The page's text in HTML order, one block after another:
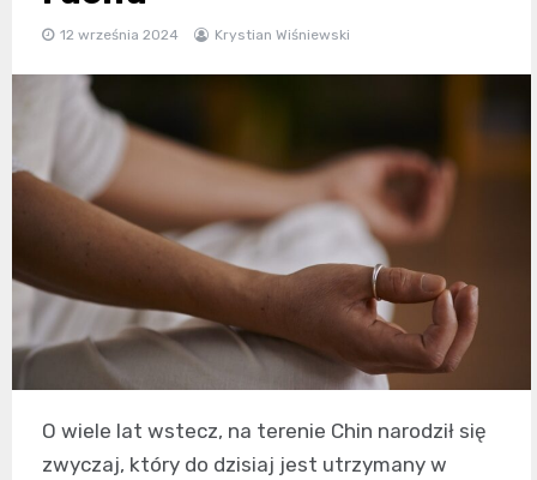
12 września 2024 Krystian Wiśniewski
O wiele lat wstecz, na terenie Chin narodził się
zwyczaj, który do dzisiaj jest utrzymany w